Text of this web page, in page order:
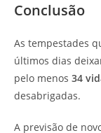
Conclusão
As tempestades
últimos dias
pelo menos 34
desabrigadas.
A previsão de